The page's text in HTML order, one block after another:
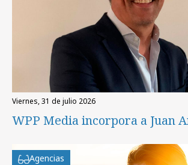
viernes, 31 de julio 2026
WPP Media incorpora a Juan
Agencias